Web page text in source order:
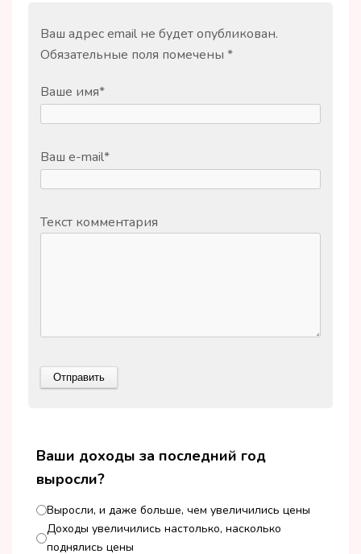
Ваш адрес email не будет опубликован.
Обязательные поля помечены *
Ваше имя*
Ваш e-mail*
Текст комментария
Ваши доходы за последний год
выросли?
Выросли, и даже больше, чем увеличились цены
Доходы увеличились настолько, насколько
поднялись цены